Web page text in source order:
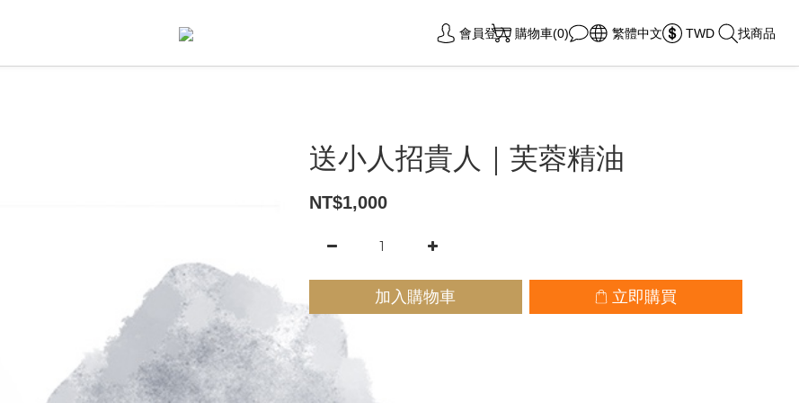
會員登入 購物車(0) 繁體中文 TWD 找商品
送小人招貴人｜芙蓉精油
NT$1,000
加入購物車 立即購買